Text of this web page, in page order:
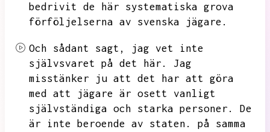
bedrivit de här systematiska grova
förföljelserna av svenska jägare.
Och sådant sagt,
jag vet inte
självsvaret på det här.
Jag
misstänker ju att det har att göra
med att jägare är osett vanligt
självständiga och starka personer.
De
är inte beroende av staten.
på samma